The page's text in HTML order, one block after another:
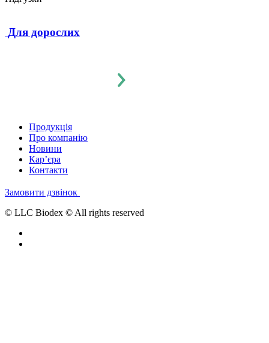
Для дорослих
Продукція
Про компанію
Новини
Кар’єра
Контакти
Замовити дзвінок
© LLC Biodex © All rights reserved